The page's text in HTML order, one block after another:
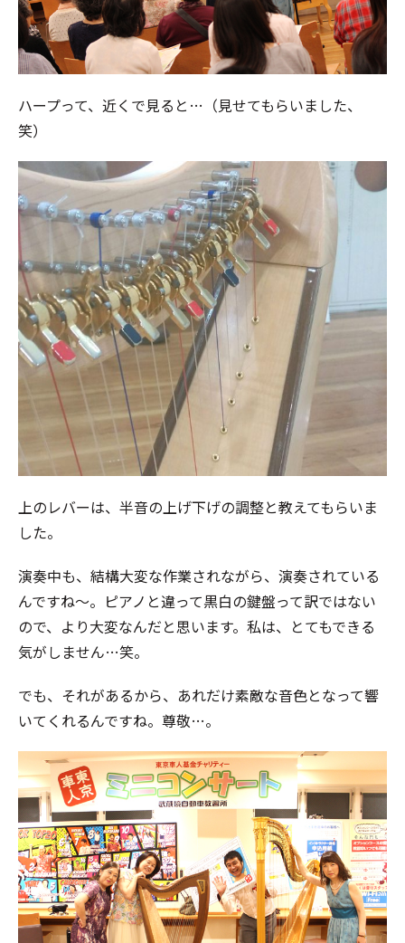
ハープって、近くで見ると…（見せてもらいました、
笑）
上のレバーは、半音の上げ下げの調整と教えてもらいま
した。
演奏中も、結構大変な作業されながら、演奏されている
んですね～。ピアノと違って黒白の鍵盤って訳ではない
ので、より大変なんだと思います。私は、とてもできる
気がしません…笑。
でも、それがあるから、あれだけ素敵な音色となって響
いてくれるんですね。尊敬…。